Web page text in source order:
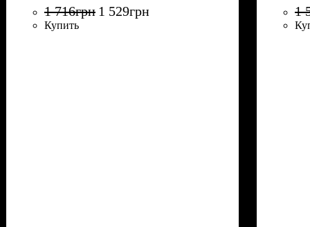
1 716грн 1 529грн
Купить
1